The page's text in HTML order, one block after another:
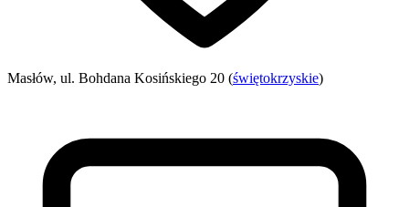
Masłów, ul. Bohdana Kosińskiego 20 (świętokrzyskie)